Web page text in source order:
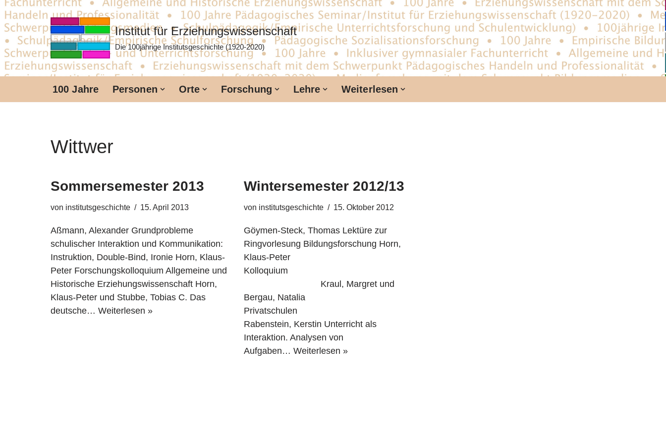
Zum
Inhalt
springen
Institut für Erziehungswissenschaft
Die 100jährige Institutsgeschichte (1920-2020)
100 Jahre Personen Orte Forschung Lehre Weiterlesen
Wittwer
Sommersemester 2013
von institutsgeschichte 15. April 2013
Aßmann, Alexander Grundprobleme
schulischer Interaktion und Kommunikation:
Instruktion, Double-Bind, Ironie Horn, Klaus-
Peter Forschungskolloquium Allgemeine und
Historische Erziehungswissenschaft Horn,
Klaus-Peter und Stubbe, Tobias C. Das
deutsche… Weiterlesen »
Wintersemester 2012/13
von institutsgeschichte 15. Oktober 2012
Göymen-Steck, Thomas Lektüre zur
Ringvorlesung Bildungsforschung Horn,
Klaus-Peter
Kolloquium
Kraul, Margret und
Bergau, Natalia
Privatschulen
Rabenstein, Kerstin Unterricht als
Interaktion. Analysen von
Aufgaben… Weiterlesen »